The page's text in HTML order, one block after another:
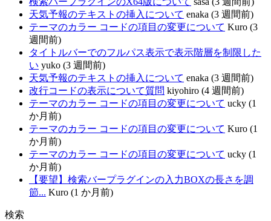
天気予報のテキストの挿入について enaka (3 週間前)
テーマのカラー コードの項目の変更について Kuro (3
週間前)
タイトルバーでのフルパス表示で表示階層を制限した
い yuko (3 週間前)
天気予報のテキストの挿入について enaka (3 週間前)
改行コードの表示について質問 kiyohiro (4 週間前)
テーマのカラー コードの項目の変更について ucky (1
か月前)
テーマのカラー コードの項目の変更について Kuro (1
か月前)
テーマのカラー コードの項目の変更について ucky (1
か月前)
【要望】検索バープラグインの入力BOXの長さを調
節... Kuro (1 か月前)
検索